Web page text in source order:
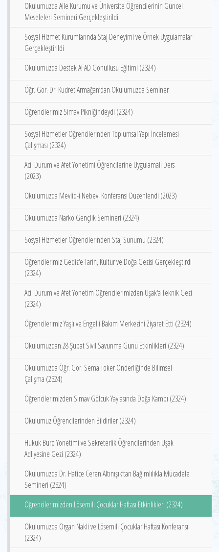
Okulumuzda Aile Kurumu ve Üniversite Öğrencilerinin Güncel
Meseleleri Semineri Gerçekleştirildi
Sosyal Hizmet Kurumlarında Staj Deneyimi ve Örnek Uygulamalar
Gerçekleştirildi
Okulumuzda Destek AFAD Gönüllüsü Eğitimi (2324)
Öğr. Gör. Dr. Kudret Armağan‘dan Okulumuzda Seminer
Öğrencilerimiz Simav Pikniğindeydi (2324)
Sosyal Hizmetler Öğrencilerinden Toplumsal Yapı İncelemesi
Çalışması (2324)
Acil Durum ve Afet Yönetimi Öğrencilerine Uygulamalı Ders
(2023)
Okulumuzda Mevlid-i Nebevi Konferansı Düzenlendi (2023)
Okulumuzda Narko Gençlik Semineri (2324)
Sosyal Hizmetler Öğrencilerinden Staj Sunumu (2324)
Öğrencilerimiz Gediz‘e Tarih, Kültür ve Doğa Gezisi Gerçekleştirdi
(2324)
Acil Durum ve Afet Yönetim Öğrencilerimizden Uşak‘a Teknik Gezi
(2324)
Öğrencilerimiz Yaşlı ve Engelli Bakım Merkezini Ziyaret Etti (2324)
Okulumuzdan 28 Şubat Sivil Savunma Günü Etkinlikleri (2324)
Okulumuzda Öğr. Gör. Sema Toker Önderliğinde Bilimsel
Çalışma (2324)
Öğrencilerimizden Simav Gölcük Yaylasında Doğa Kampı (2324)
Okulumuz Öğrencilerinden Bildiriler (2324)
Hukuk Büro Yönetimi ve Sekreterlik Öğrencilerinden Uşak
Adliyesine Gezi (2324)
Okulumuzda Dr. Hatice Ceren Altınışık‘tan Bağımlılıkla Mücadele
Semineri (2324)
Öğrencilerimizden Lösemili Çocuklar Haftası Etkinlikleri (2324)
Okulumuzda Organ Nakli ve Lösemili Çocuklar Haftası Konferansı
(2324)